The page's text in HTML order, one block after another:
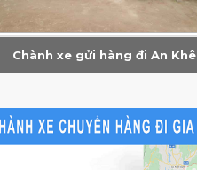
Chành xe gửi hàng đi An Khê